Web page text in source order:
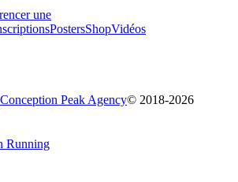
une
PostersShopVidéos
Conception Peak Agency© 2018-2026
Running